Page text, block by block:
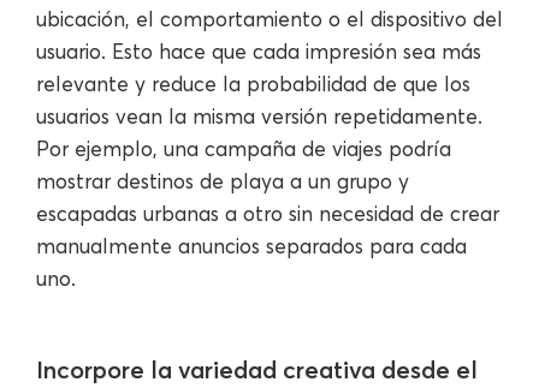
ubicación, el comportamiento o el dispositivo del
usuario. Esto hace que cada impresión sea más
relevante y reduce la probabilidad de que los
usuarios vean la misma versión repetidamente.
Por ejemplo, una campaña de viajes podría
mostrar destinos de playa a un grupo y
escapadas urbanas a otro sin necesidad de crear
manualmente anuncios separados para cada
uno.
Incorpore la variedad creativa desde el